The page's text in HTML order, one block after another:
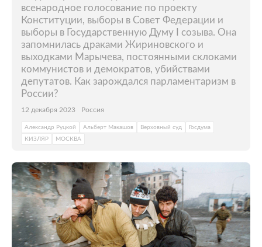
всенародное голосование по проекту
Конституции, выборы в Совет Федерации и
выборы в Государственную Думу I созыва. Она
запомнилась драками Жириновского и
выходками Марычева, постоянными склоками
коммунистов и демократов, убийствами
депутатов. Как зарождался парламентаризм в
России?
12 декабря 2023 Россия
Александр Руцкой Альберт Макашов Верховный суд
Госдума
КИЗЛЯР
МОСКВА